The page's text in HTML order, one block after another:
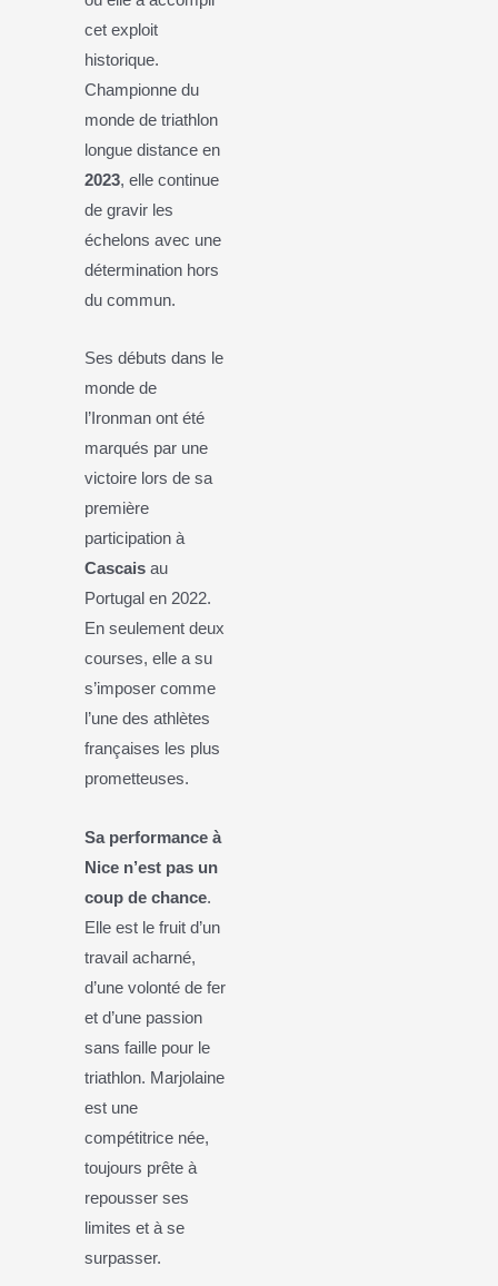
cet exploit
historique.
Championne du
monde de triathlon
longue distance en
2023, elle continue
de gravir les
échelons avec une
détermination hors
du commun.
Ses débuts dans le
monde de
l’Ironman ont été
marqués par une
victoire lors de sa
première
participation à
Cascais au
Portugal en 2022.
En seulement deux
courses, elle a su
s’imposer comme
l’une des athlètes
françaises les plus
prometteuses.
Sa performance à
Nice n’est pas un
coup de chance.
Elle est le fruit d’un
travail acharné,
d’une volonté de fer
et d’une passion
sans faille pour le
triathlon. Marjolaine
est une
compétitrice née,
toujours prête à
repousser ses
limites et à se
surpasser.